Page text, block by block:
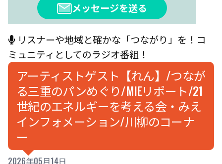
メッセージを送る
リスナーや地域と確かな「つながり」を！コ
ミュニティとしてのラジオ番組！
アーティストゲスト【れん】/つなが
る三重のパンめぐり/MIEリポート/21
世紀のエネルギーを考える会・みえ
インフォメーション/川柳のコーナ
ー
2026年05月14日